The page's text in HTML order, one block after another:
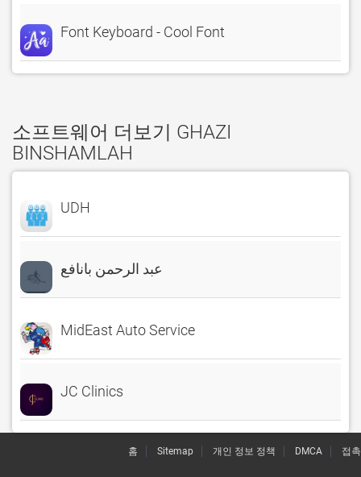
Font Keyboard - Cool Font
소프트웨어 더보기 GHAZI
BINSHAMLAH
UDH
عبد الرحمن بانافع
MidEast Auto Service
JC Clinics
홈 Sitemap 개인 정보 정책 DMCA 접촉